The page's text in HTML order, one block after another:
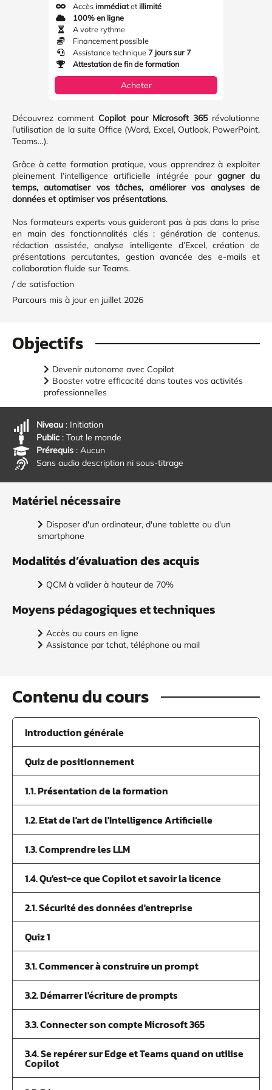
Découvrez comment Copilot pour Microsoft 365révolutionne
l’utilisation de la suite Office (Word, Excel, Outlook, PowerPoint,
Teams…).
Grâce à cette formation pratique, vous apprendrez à exploiter
pleinement l’intelligence artificielle intégrée pour gagner du
temps, automatiser vos tâches, améliorer vos analyses de
données et optimiser vos présentations.
Nos formateurs experts vous guideront pas à pas dans la prise
en main des fonctionnalités clés : génération de contenus,
rédaction assistée, analyse intelligente d’Excel, création de
présentations percutantes, gestion avancée des e-mails et
collaboration fluide sur Teams.
/ de satisfaction
Parcours mis à jour en juillet 2026
Accèsimmédiatetillimité
100% en ligne
A votre rythme
Financement possible
Assistance technique7 jours sur 7
Attestation de fin de formation
Acheter
Objectifs
Devenir autonome avec Copilot
Booster votre efficacité dans toutes vos activités
professionnelles
Niveau : Initiation
Public : Tout le monde
Prérequis : Aucun
Sans audio description ni sous-titrage
Matériel nécessaire
Disposer d'un ordinateur, d'une tablette ou d'un
smartphone
Modalités d’évaluation des acquis
QCM à valider à hauteur de 70%
Moyens pédagogiques et techniques
Accès au cours en ligne
Assistance par tchat, téléphone ou mail
Contenu du cours
Introduction générale
Quiz de positionnement
1.1. Présentation de la formation
1.2. Etat de l'art de l'Intelligence Artificielle
1.3. Comprendre les LLM
1.4. Qu'est-ce que Copilot et savoir la licence
2.1. Sécurité des données d'entreprise
Quiz 1
3.1. Commencer à construire un prompt
3.2. Démarrer l'écriture de prompts
3.3. Connecter son compte Microsoft 365
3.4. Se repérer sur Edge et Teams quand on utilise
Copilot